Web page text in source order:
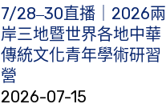
7/28‒30直播｜2026兩
岸三地暨世界各地中華
傳統文化青年學術研習
營
2026-07-15